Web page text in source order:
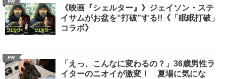
PR
《映画『シェルター』》ジェイソン・ステ
イサムがお盆を“打破”する!!《「眠眠打破」
コラボ》
PR
「えっ、こんなに変わるの？」36歳男性ラ
イターのニオイが激変！ 夏場に気にな